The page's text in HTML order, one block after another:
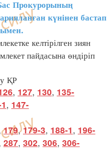
Прокурорының
күнінен бастап
келтірілген зиян
пайдасына өндіріп
ҚР
, 127, 130, 135-
, 147-
179,179-3, 188-1, 196-
287, 302, 306, 306-